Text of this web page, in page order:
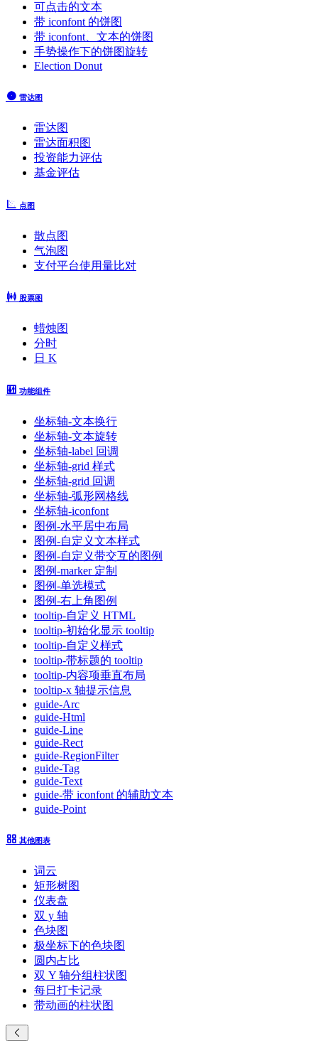
可点击的文本
带 iconfont 的饼图
带 iconfont、文本的饼图
手势操作下的饼图旋转
Election Donut
雷达图
雷达图
雷达面积图
投资能力评估
基金评估
点图
散点图
气泡图
支付平台使用量比对
股票图
蜡烛图
分时
日 K
功能组件
坐标轴-文本换行
坐标轴-文本旋转
坐标轴-label 回调
坐标轴-grid 样式
坐标轴-grid 回调
坐标轴-弧形网格线
坐标轴-iconfont
图例-水平居中布局
图例-自定义文本样式
图例-自定义带交互的图例
图例-marker 定制
图例-单选模式
图例-右上角图例
tooltip-自定义 HTML
tooltip-初始化显示 tooltip
tooltip-自定义样式
tooltip-带标题的 tooltip
tooltip-内容项垂直布局
tooltip-x 轴提示信息
guide-Arc
guide-Html
guide-Line
guide-Rect
guide-RegionFilter
guide-Tag
guide-Text
guide-带 iconfont 的辅助文本
guide-Point
其他图表
词云
矩形树图
仪表盘
双 y 轴
色块图
极坐标下的色块图
圆内占比
双 Y 轴分组柱状图
每日打卡记录
带动画的柱状图